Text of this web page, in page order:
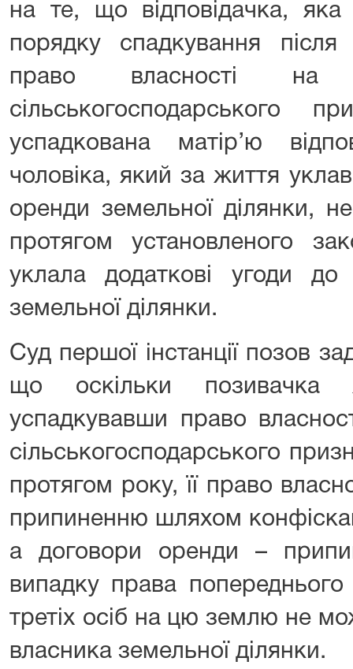
на те, що відповідачка,
порядку спадкування
право власності на
сільськогосподарського
успадкована матір’ю
чоловіка, який за життя
оренди земельної ділянки,
протягом установленого
уклала додаткові угоди до
земельної ділянки.
Суд першої інстанції позов
що оскільки
успадкувавши право
сільськогосподарського
протягом року, її право
припиненню шляхом
а договори оренди –
випадку права попереднього
третіх осіб на цю землю не
власника земельної ділянки.